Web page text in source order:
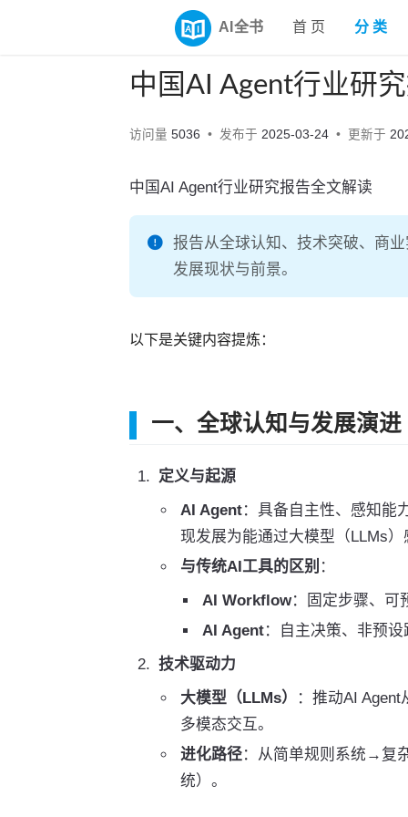
AI全书 首 页 分 类
中国AI Agent行业研
访问量 5036 发布于 2025-03-24 更新于
中国AI Agent行业研究报告全文解读
报告从全球认知、技术突破、商
发展现状与前景。
以下是关键内容提炼：
一、全球认知与发展演进
定义与起源
AI Agent：具备自主性、感知能
现发展为能通过大模型（LLMs
与传统AI工具的区别 ：
AI Workflow：固定步骤、可
AI Agent：自主决策、非预
技术驱动力
大模型（LLMs）
：推动AI Agent
多模态交互。
进化路径：从简单规则系统→复
统）。